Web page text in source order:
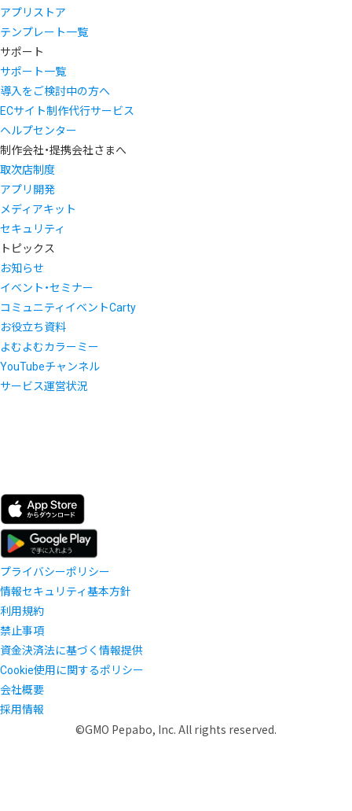
アプリストア
テンプレート一覧
サポート
サポート一覧
導入をご検討中の方へ
ECサイト制作代行サービス
ヘルプセンター
制作会社・提携会社さまへ
取次店制度
アプリ開発
メディアキット
セキュリティ
トピックス
お知らせ
イベント・セミナー
コミュニティイベントCarty
お役立ち資料
よむよむカラーミー
YouTubeチャンネル
サービス運営状況
プライバシーポリシー
情報セキュリティ基本方針
利用規約
禁止事項
資金決済法に基づく情報提供
Cookie使用に関するポリシー
会社概要
採用情報
©GMO Pepabo, Inc. All rights reserved.